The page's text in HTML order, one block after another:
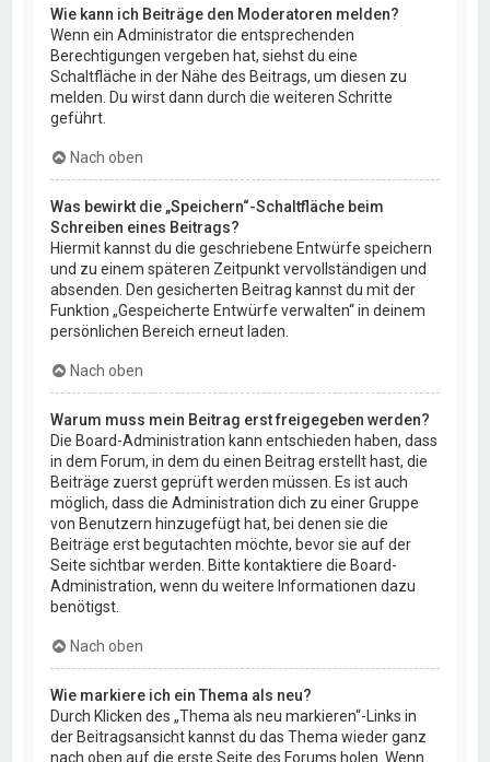
Wie kann ich Beiträge den Moderatoren melden?
Wenn ein Administrator die entsprechenden
Berechtigungen vergeben hat, siehst du eine
Schaltfläche in der Nähe des Beitrags, um diesen zu
melden. Du wirst dann durch die weiteren Schritte
geführt.
Nach oben
Was bewirkt die „Speichern“-Schaltfläche beim
Schreiben eines Beitrags?
Hiermit kannst du die geschriebene Entwürfe speichern
und zu einem späteren Zeitpunkt vervollständigen und
absenden. Den gesicherten Beitrag kannst du mit der
Funktion „Gespeicherte Entwürfe verwalten“ in deinem
persönlichen Bereich erneut laden.
Nach oben
Warum muss mein Beitrag erst freigegeben werden?
Die Board-Administration kann entschieden haben, dass
in dem Forum, in dem du einen Beitrag erstellt hast, die
Beiträge zuerst geprüft werden müssen. Es ist auch
möglich, dass die Administration dich zu einer Gruppe
von Benutzern hinzugefügt hat, bei denen sie die
Beiträge erst begutachten möchte, bevor sie auf der
Seite sichtbar werden. Bitte kontaktiere die Board-
Administration, wenn du weitere Informationen dazu
benötigst.
Nach oben
Wie markiere ich ein Thema als neu?
Durch Klicken des „Thema als neu markieren“-Links in
der Beitragsansicht kannst du das Thema wieder ganz
nach oben auf die erste Seite des Forums holen. Wenn